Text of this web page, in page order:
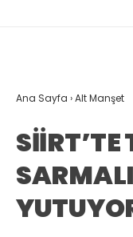
Ana Sayfa ›Alt Manşet
SİİRT’TE